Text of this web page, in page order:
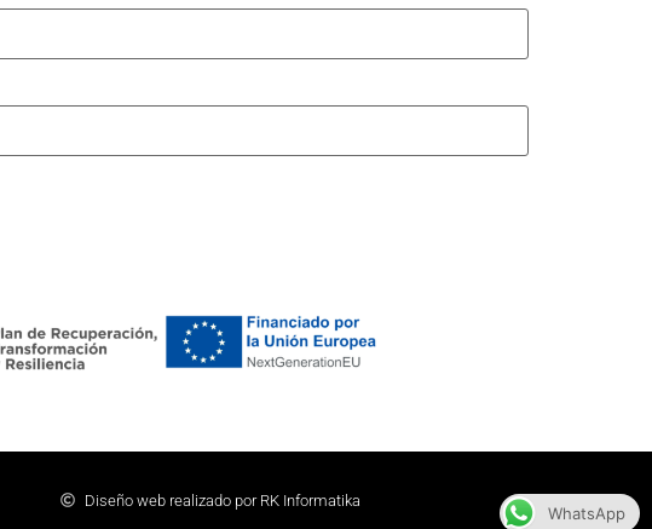
Diseño web realizado por RK Informatika
WhatsApp